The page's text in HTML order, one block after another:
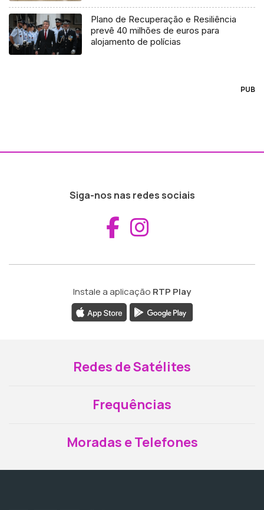
Plano de Recuperação e Resiliência
prevê 40 milhões de euros para
alojamento de polícias
PUB
Siga-nos nas redes sociais
Aceder ao
Instale a aplicação RTP Play
Redes de Satélites
Frequências
Moradas e Telefones